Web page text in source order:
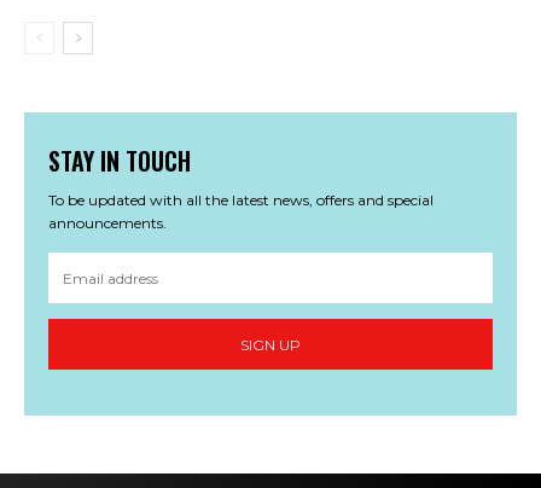
STAY IN TOUCH
To be updated with all the latest news, offers and special
announcements.
SIGN UP